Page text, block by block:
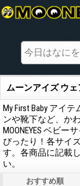
ムーンアイズ ウェ
My First Baby アイ
ンや靴下など、か
MOONEYES ベビ
ぴったり！各サイ
す。各商品に記載
い。
おすすめ順